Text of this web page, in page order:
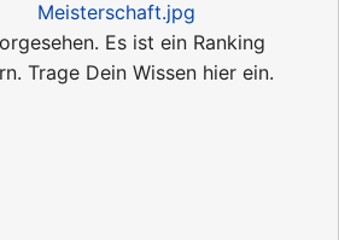
Es ist ein Ranking
Trage Dein Wissen hier ein.